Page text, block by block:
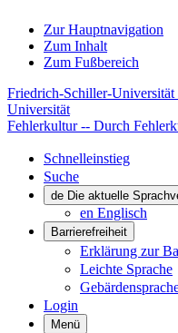
Zur Hauptnavigation
Zum Inhalt
Zum Fußbereich
Friedrich-Schiller-Universität
Universität
Fehlerkultur -- Durch
Schnelleinstieg
Suche
de Die aktuelle
en Englisch
Barrierefreiheit
Erklärung zur
Leichte Sprache
Login
Menü